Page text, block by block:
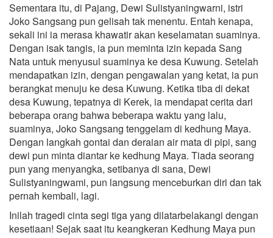
Sementara itu, di Pajang, Dewi Sulistyaningwarni, istri
Joko Sangsang pun gelisah tak menentu. Entah kenapa,
sekali ini ia merasa khawatir akan keselamatan suaminya.
Dengan isak tangis, ia pun meminta izin kepada Sang
Nata untuk menyusul suaminya ke desa Kuwung. Setelah
mendapatkan izin, dengan pengawalan yang ketat, ia pun
berangkat menuju ke desa Kuwung. Ketika tiba di dekat
desa Kuwung, tepatnya di Kerek, ia mendapat cerita dari
beberapa orang bahwa beberapa waktu yang lalu,
suaminya, Joko Sangsang tenggelam di kedhung Maya.
Dengan langkah gontai dan deraian air mata di pipi, sang
dewi pun minta diantar ke kedhung Maya. Tiada seorang
pun yang menyangka, setibanya di sana, Dewi
Sulistyaningwami, pun langsung menceburkan diri dan tak
pernah kembali, lagi.
Inilah tragedi cinta segi tiga yang dilatarbelakangi dengan
kesetiaan! Sejak saat itu keangkeran Kedhung Maya pun